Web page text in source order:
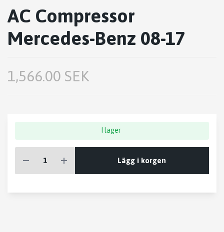
AC Compressor
Mercedes-Benz 08-17
1,566.00 SEK
I lager
Lägg i korgen